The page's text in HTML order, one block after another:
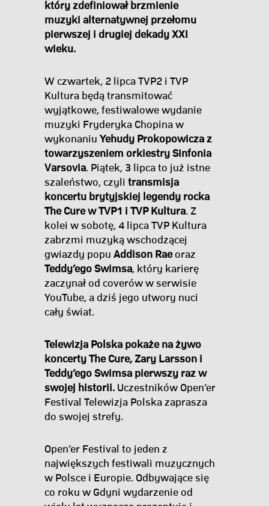
który zdefiniował brzmienie
muzyki alternatywnej przełomu
pierwszej i drugiej dekady XXI
wieku.
W czwartek, 2 lipca TVP2 i TVP
Kultura będą transmitować
wyjątkowe, festiwalowe wydanie
muzyki Fryderyka Chopina w
wykonaniu Yehudy Prokopowicza z
towarzyszeniem orkiestry Sinfonia
Varsovia. Piątek, 3 lipca to już istne
szaleństwo, czyli transmisja
koncertu brytyjskiej legendy rocka
The Cure w TVP1 i TVP Kultura. Z
kolei w sobotę, 4 lipca TVP Kultura
zabrzmi muzyką wschodzącej
gwiazdy popu Addison Rae oraz
Teddy’ego Swimsa, który karierę
zaczynał od coverów w serwisie
YouTube, a dziś jego utwory nuci
cały świat.
Telewizja Polska pokaże na żywo
koncerty The Cure, Zary Larsson i
Teddy’ego Swimsa pierwszy raz w
swojej historii. Uczestników Open’er
Festival Telewizja Polska zaprasza
do swojej strefy.
Open’er Festival to jeden z
największych festiwali muzycznych
w Polsce i Europie. Odbywające się
co roku w Gdyni wydarzenie od